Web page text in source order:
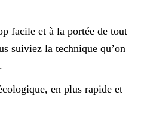
facile et à la portée de tout
suiviez la technique qu’on
en plus rapide et